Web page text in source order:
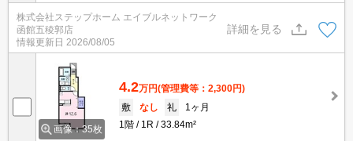
い 電停まで徒歩約9分！スーパー、コンビニ近く買物便利な立地
です★南東向き日当たり良好♪
株式会社ステップホーム エイブルネットワーク
函館五稜郭店
情報更新日 2026/08/05
詳細を見る
画像：35枚
4.2万円(管理費等：2,300円)
敷
なし 礼
1ヶ月
1階
1R 33.84m²